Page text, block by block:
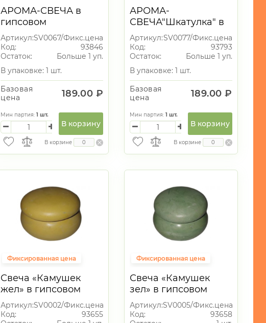
АРОМА-СВЕЧА в
гипсовом
подсвечнике
Артикул:SV0067/Фикс.цена
Код:
93846
Остаток:
Больше 1 уп.
В упаковке: 1 шт.
Базовая
цена
189.00 ₽
Мин партия:1 шт.
В корзину
В корзине
АРОМА-
СВЕЧА"Шкатулка" в
гипсовом
подсвечнике
Артикул:SV0077/Фикс.цена
Код:
93793
Остаток:
Больше 1 уп.
В упаковке: 1 шт.
Базовая
цена
189.00 ₽
Мин партия:1 шт.
В корзину
В корзине
Фиксированная цена
Свеча «Камушек
жел» в гипсовом
подсвечнике
Артикул:SV0002/Фикс.цена
Код:
93655
Фиксированная цена
Свеча «Камушек
зел» в гипсовом
подсвечнике
Артикул:SV0005/Фикс.цена
Код:
93658